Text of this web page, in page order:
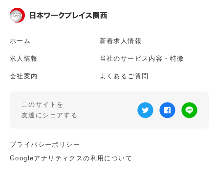
ホーム 新着求人情報
求人情報 当社のサービス内容・特徴
会社案内 よくあるご質問
このサイトを
友達にシェアする
プライバシーポリシー
Googleアナリティクスの利用について